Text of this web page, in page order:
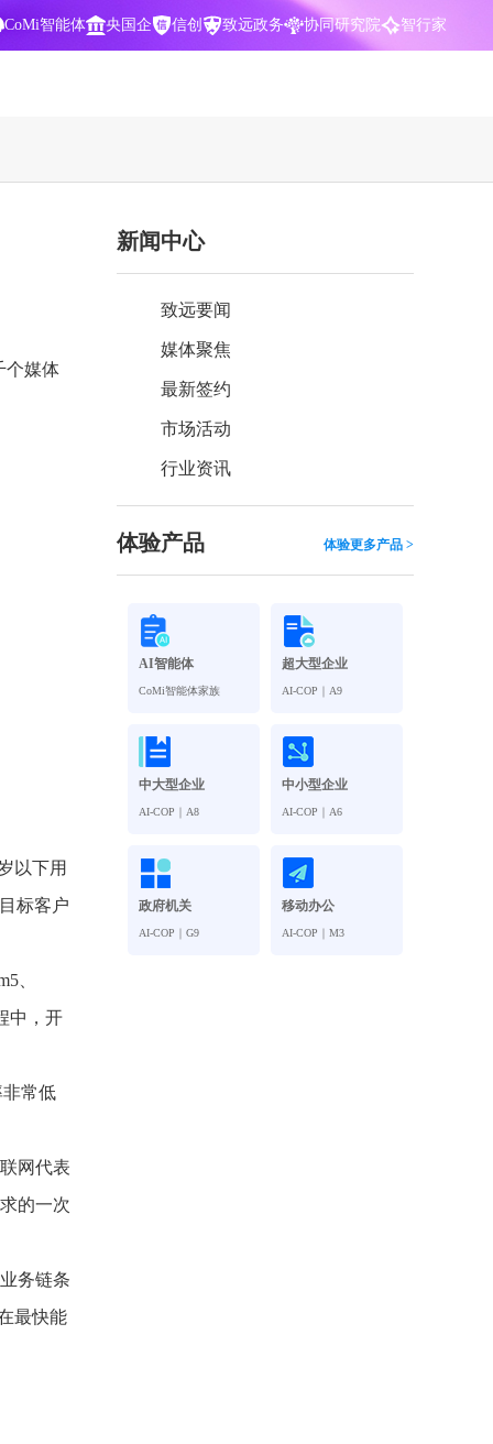
CoMi智能体 央国企 信创 致远政务 协同研究院 智行家
Agent驱动，千人千面，高效办公
让数字资产为企业运营管理决策提供
构建一体化协同运营管理平台
智能风控合规
穿透式智能合同
控 企业人力穿透合规管控
新闻中心
致远要闻
媒体聚焦
最新签约
市场活动
行业资讯
体验产品 体验更多产品 >
AI智能体
CoMi智能体家族
超大型企业
AI-COP｜A9
中大型企业
AI-COP｜A8
中小型企业
AI-COP｜A6
政府机关
AI-COP｜G9
移动办公
AI-COP｜M3
个媒体
以下用
标客户
、
中，开
常低
网代表
的一次
务链条
最快能